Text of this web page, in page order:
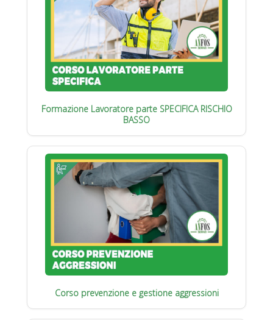
Formazione Lavoratore parte SPECIFICA RISCHIO
BASSO
Corso prevenzione e gestione aggressioni